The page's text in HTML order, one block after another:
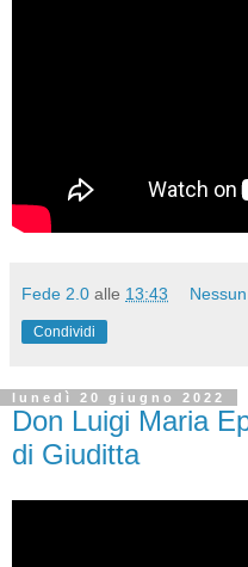
Fede 2.0 alle 13:43
Condividi
lunedì 20 giugno 2022
Don Luigi Maria
di Giuditta